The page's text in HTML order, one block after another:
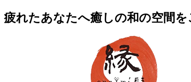
疲れたあなたへ癒しの和の空間を